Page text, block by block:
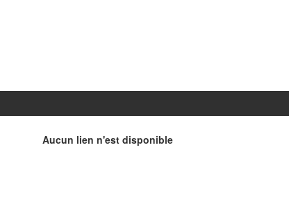
Aucun lien n'est disponible